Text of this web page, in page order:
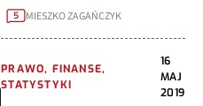
5 MIESZKO ZAGAŃCZYK
PRAWO, FINANSE,
STATYSTYKI
16
MAJ
2019